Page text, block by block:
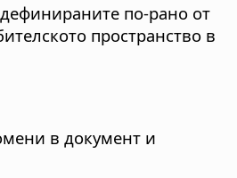
по-рано от
пространство в
в документ и